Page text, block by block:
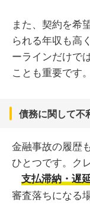
また、契約を希
られる年収も高
ーラインだけで
ことも重要です。
債務に関して不
金融事故の履歴
ひとつです。ク
支払滞納・遅
審査落ちになる